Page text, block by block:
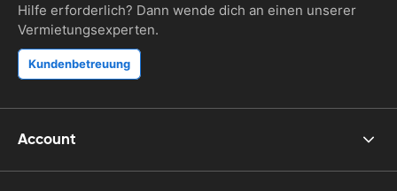
Hilfe erforderlich? Dann wende dich an einen unserer
Vermietungsexperten.
Kundenbetreuung
Account